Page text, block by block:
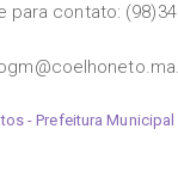
para contato:
- Prefeitura